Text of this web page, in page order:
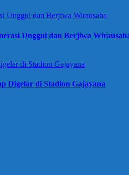
Unggul dan Berjiwa
Digelar di Stadion Gajayana